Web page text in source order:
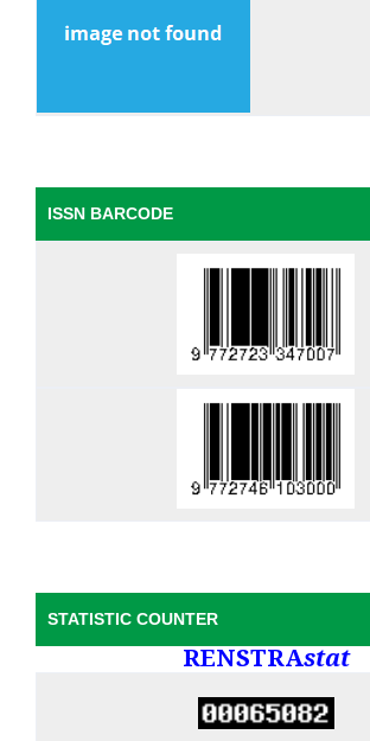
ISSN BARCODE
STATISTIC COUNTER
RENSTRAstat